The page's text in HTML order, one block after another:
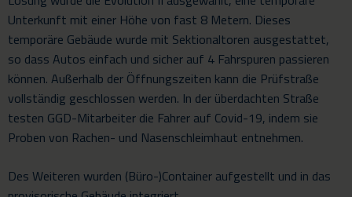
Unterkunft mit einer Höhe von fast 8 Metern. Dieses
temporäre Gebäude wurde mit Sektionaltoren ausgestattet,
so dass Autos einfach und sicher auf 4 Fahrspuren passieren
können. Außerhalb der Öffnungszeiten kann die Prüfstraße
vollständig geschlossen werden. In der überdachten Straße
testen GGD-Mitarbeiter die Fahrer auf Covid-19, indem sie
Proben von Rachen- und Nasenschleimhaut entnehmen.
Des Weiteren wurden (Büro-)Container aufgestellt und in das